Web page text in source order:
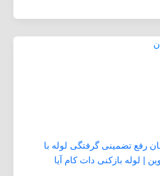
رفع تضمینی گرفتگی لوله با
| لوله بازکنی دات کام آیا